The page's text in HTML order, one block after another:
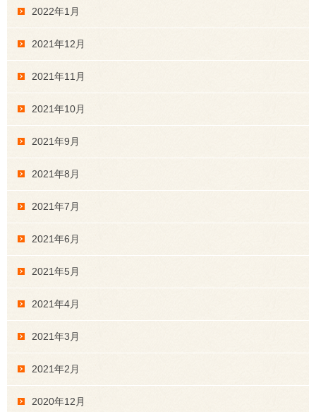
2022年1月
2021年12月
2021年11月
2021年10月
2021年9月
2021年8月
2021年7月
2021年6月
2021年5月
2021年4月
2021年3月
2021年2月
2020年12月